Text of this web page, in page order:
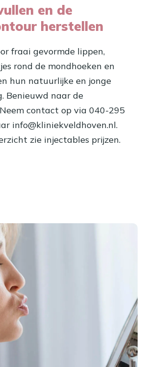
en de
herstellen
fraai gevormde lippen,
rond de mondhoeken en
hun natuurlijke en jonge
Benieuwd naar de
contact op via 040-295
info@kliniekveldhoven.nl.
zie injectables prijzen.